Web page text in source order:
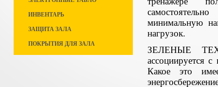
ИНВЕНТАРЬ
ЗАЩИТА ЗАЛА
ПОКРЫТИЯ ДЛЯ ЗАЛА
минимальную
нагрузок.
ЗЕЛЕНЫЕ
ассоциируется
Какое это